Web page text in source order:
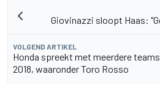
Giovinazzi sloopt Haas:
VOLGEND ARTIKEL
Honda spreekt met meerdere
2018, waaronder Toro Rosso